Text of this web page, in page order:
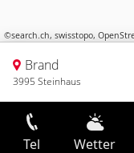
©search.ch, swisstopo,
Brand
3995 Steinhaus
Tel Wetter